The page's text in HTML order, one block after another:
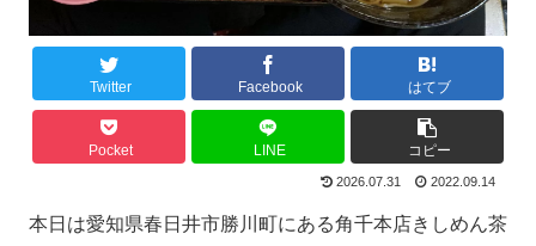
Twitter Facebook はてブ
Pocket LINE コピー
2026.07.31 2022.09.14
本日は愛知県春日井市勝川町にある角千本店きしめん茶